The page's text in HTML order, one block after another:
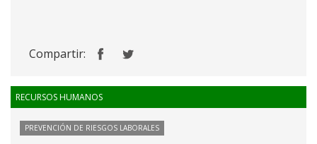
Compartir:
RECURSOS HUMANOS
PREVENCIÓN DE RIESGOS LABORALES